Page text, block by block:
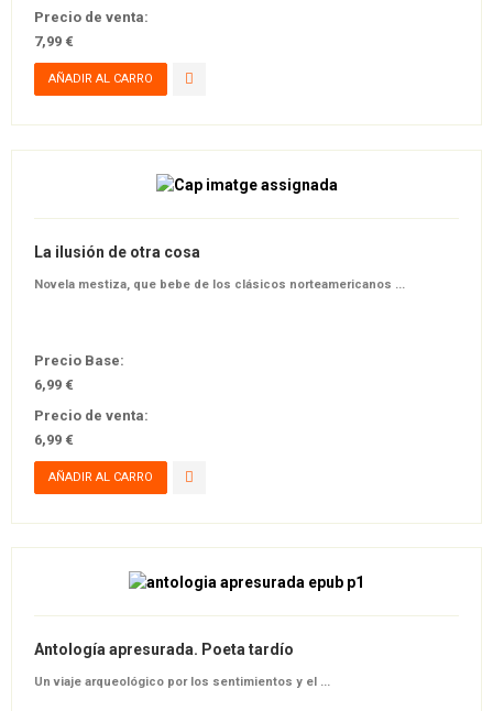
Precio de venta:
7,99 €
La ilusión de otra cosa
Novela mestiza, que bebe de los clásicos norteamericanos ...
Precio Base:
6,99 €
Precio de venta:
6,99 €
Antología apresurada. Poeta tardío
Un viaje arqueológico por los sentimientos y el ...